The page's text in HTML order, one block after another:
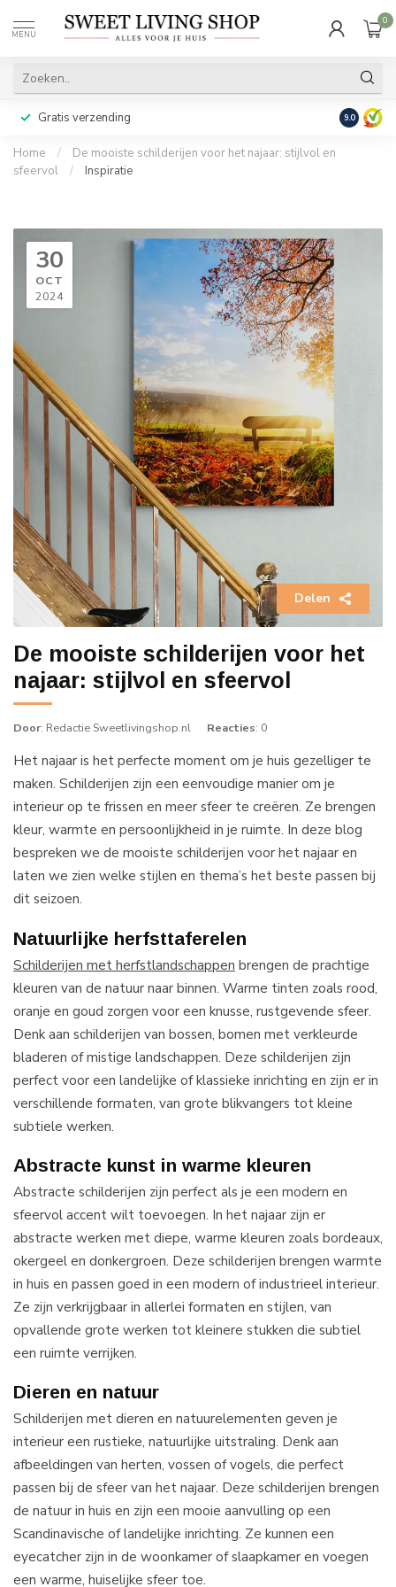
MENU
0
Gratis verzending Achteraf
9.0
Home /
De mooiste schilderijen voor het najaar: stijlvol en
sfeervol
/ Inspiratie
30
OCT
2024
Delen
De mooiste schilderijen voor het
najaar: stijlvol en sfeervol
Door: Redactie Sweetlivingshop.nl Reacties: 0
Het najaar is het perfecte moment om je huis gezelliger te
maken. Schilderijen zijn een eenvoudige manier om je
interieur op te frissen en meer sfeer te creëren. Ze brengen
kleur, warmte en persoonlijkheid in je ruimte. In deze blog
bespreken we de mooiste schilderijen voor het najaar en
laten we zien welke stijlen en thema’s het beste passen bij
dit seizoen.
Natuurlijke herfsttaferelen
Schilderijen met herfstlandschappen brengen de prachtige
kleuren van de natuur naar binnen. Warme tinten zoals rood,
oranje en goud zorgen voor een knusse, rustgevende sfeer.
Denk aan schilderijen van bossen, bomen met verkleurde
bladeren of mistige landschappen. Deze schilderijen zijn
perfect voor een landelijke of klassieke inrichting en zijn er in
verschillende formaten, van grote blikvangers tot kleine
subtiele werken.
Abstracte kunst in warme kleuren
Abstracte schilderijen zijn perfect als je een modern en
sfeervol accent wilt toevoegen. In het najaar zijn er
abstracte werken met diepe, warme kleuren zoals bordeaux,
okergeel en donkergroen. Deze schilderijen brengen warmte
in huis en passen goed in een modern of industrieel interieur.
Ze zijn verkrijgbaar in allerlei formaten en stijlen, van
opvallende grote werken tot kleinere stukken die subtiel
een ruimte verrijken.
Dieren en natuur
Schilderijen met dieren en natuurelementen geven je
interieur een rustieke, natuurlijke uitstraling. Denk aan
afbeeldingen van herten, vossen of vogels, die perfect
passen bij de sfeer van het najaar. Deze schilderijen brengen
de natuur in huis en zijn een mooie aanvulling op een
Scandinavische of landelijke inrichting. Ze kunnen een
eyecatcher zijn in de woonkamer of slaapkamer en voegen
een warme, huiselijke sfeer toe.